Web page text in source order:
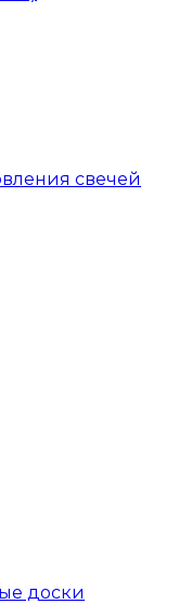
свечей
доски